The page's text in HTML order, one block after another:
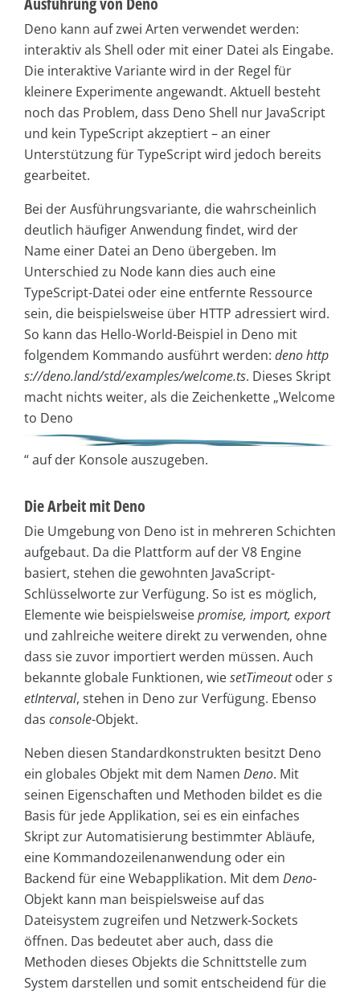
Deno kann auf zwei Arten verwendet werden:
interaktiv als Shell oder mit einer Datei als Eingabe.
Die interaktive Variante wird in der Regel für
kleinere Experimente angewandt. Aktuell besteht
noch das Problem, dass Deno Shell nur JavaScript
und kein TypeScript akzeptiert – an einer
Unterstützung für TypeScript wird jedoch bereits
gearbeitet.
Bei der Ausführungsvariante, die wahrscheinlich
deutlich häufiger Anwendung findet, wird der
Name einer Datei an Deno übergeben. Im
Unterschied zu Node kann dies auch eine
TypeScript-Datei oder eine entfernte Ressource
sein, die beispielsweise über HTTP adressiert wird.
So kann das Hello-World-Beispiel in Deno mit
folgendem Kommando ausführt werden: deno http
s://deno.land/std/examples/welcome.ts. Dieses Skript
macht nichts weiter, als die Zeichenkette „Welcome
to Deno
“ auf der Konsole auszugeben.
Die Arbeit mit Deno
Die Umgebung von Deno ist in mehreren Schichten
aufgebaut. Da die Plattform auf der V8 Engine
basiert, stehen die gewohnten JavaScript-
Schlüsselworte zur Verfügung. So ist es möglich,
Elemente wie beispielsweisepromise, import, export
und zahlreiche weitere direkt zu verwenden, ohne
dass sie zuvor importiert werden müssen. Auch
bekannte globale Funktionen, wiesetTimeoutoders
etInterval, stehen in Deno zur Verfügung. Ebenso
das console-Objekt.
Neben diesen Standardkonstrukten besitzt Deno
ein globales Objekt mit dem Namen Deno. Mit
seinen Eigenschaften und Methoden bildet es die
Basis für jede Applikation, sei es ein einfaches
Skript zur Automatisierung bestimmter Abläufe,
eine Kommandozeilenanwendung oder ein
Backend für eine Webapplikation. Mit dem Deno-
Objekt kann man beispielsweise auf das
Dateisystem zugreifen und Netzwerk-Sockets
öffnen. Das bedeutet aber auch, dass die
Methoden dieses Objekts die Schnittstelle zum
System darstellen und somit entscheidend für die